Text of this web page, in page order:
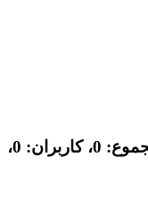
کاربران در حال مشاهده این تالار (مجموع: 0، کاربران: 0،